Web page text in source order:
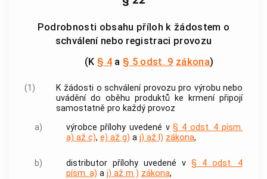
Podrobnosti obsahu příloh k žádostem o
schválení nebo registraci provozu
(K § 4 a § 5 odst. 9 zákona)
(1)
K žádosti o schválení provozu pro výrobu nebo
uvádění do oběhu produktů ke krmení připojí
samostatně pro každý provoz
a)
výrobce přílohy uvedené v§ 4 odst. 4 písm.
a) až c), e) až g) a j) až l) zákona,
b) distributorpřílohy uvedené v § 4 odst. 4
písm. a) a j) až m ) zákona,